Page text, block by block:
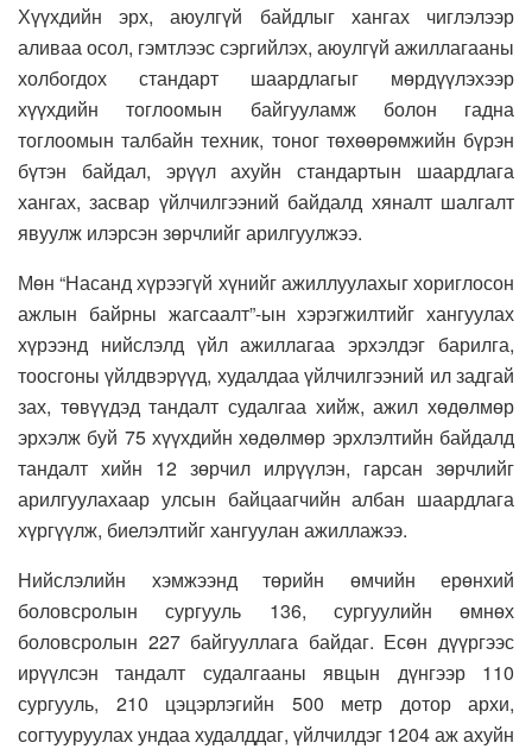
Хүүхдийн эрх, аюулгүй байдлыг хангах чиглэлээр
аливаа осол, гэмтлээс сэргийлэх, аюулгүй ажиллагааны
холбогдох стандарт шаардлагыг мөрдүүлэхээр
хүүхдийн тоглоомын байгууламж болон гадна
тоглоомын талбайн техник, тоног төхөөрөмжийн бүрэн
бүтэн байдал, эрүүл ахуйн стандартын шаардлага
хангах, засвар үйлчилгээний байдалд хяналт шалгалт
явуулж илэрсэн зөрчлийг арилгуулжээ.
Мөн “Насанд хүрээгүй хүнийг ажиллуулахыг хориглосон
ажлын байрны жагсаалт”-ын хэрэгжилтийг хангуулах
хүрээнд нийслэлд үйл ажиллагаа эрхэлдэг барилга,
тоосгоны үйлдвэрүүд, худалдаа үйлчилгээний ил задгай
зах, төвүүдэд тандалт судалгаа хийж, ажил хөдөлмөр
эрхэлж буй 75 хүүхдийн хөдөлмөр эрхлэлтийн байдалд
тандалт хийн 12 зөрчил илрүүлэн, гарсан зөрчлийг
арилгуулахаар улсын байцаагчийн албан шаардлага
хүргүүлж, биелэлтийг хангуулан ажиллажээ.
Нийслэлийн хэмжээнд төрийн өмчийн ерөнхий
боловсролын сургууль 136, сургуулийн өмнөх
боловсролын 227 байгууллага байдаг. Есөн дүүргээс
ирүүлсэн тандалт судалгааны явцын дүнгээр 110
сургууль, 210 цэцэрлэгийн 500 метр дотор архи,
согтууруулах ундаа худалддаг, үйлчилдэг 1204 аж ахуйн